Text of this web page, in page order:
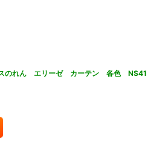
スのれん エリーゼ カーテン 各色 NS41